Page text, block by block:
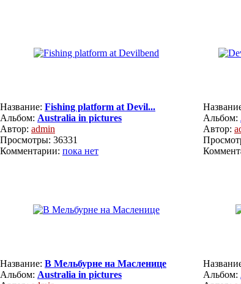
Название: Fishing platform at Devil...
Альбом: Australia in pictures
Автор: admin
Просмотры: 36331
Комментарии: пока нет
Альбом:
Автор:
Название: В Мельбурне на Масленице
Альбом: Australia in pictures
Альбом: